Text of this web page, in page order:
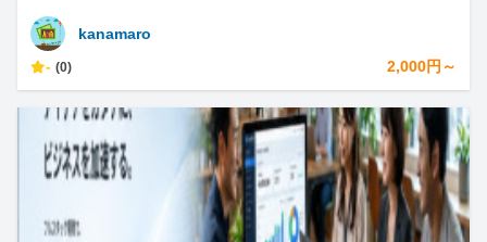
kanamaro
- (0) 2,000円～